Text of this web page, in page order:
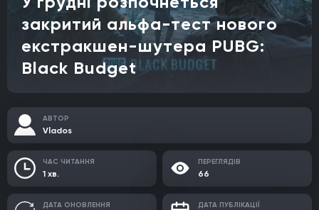
закритий альфа-тест нового
екстракшен-шутера PUBG:
Black Budget
АВТОР
Vlados
ЧАС ЧИТАННЯ
1 хв.
ПЕРЕГЛЯДІВ
66
ДАТА ОНОВЛЕННЯ ДАТА ПУБЛІКАЦІЇ